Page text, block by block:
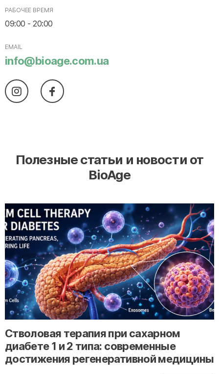
РАБОЧЕЕ ВРЕМЯ
09:00 - 20:00
EMAIL
info@bioage.com.ua
Полезные статьи и новости от
BioAge
" alt="loading" class="img-responsive"/>
Стволовая терапия при сахарном
диабете 1 и 2 типа: современные
достижения регенеративной медицины